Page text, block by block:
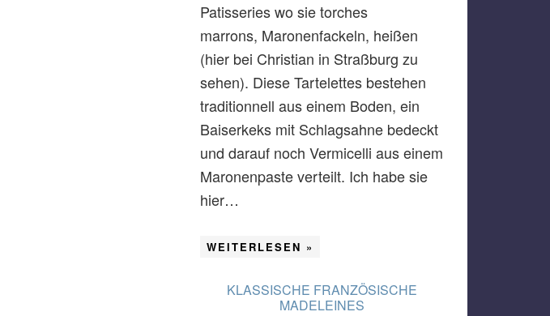
Patisseries wo sie torches
marrons, Maronenfackeln, heißen
(hier bei Christian in Straßburg zu
sehen). Diese Tartelettes bestehen
traditionnell aus einem Boden, ein
Baiserkeks mit Schlagsahne bedeckt
und darauf noch Vermicelli aus einem
Maronenpaste verteilt. Ich habe sie
hier…
WEITERLESEN »
KLASSISCHE FRANZÖSISCHE
MADELEINES